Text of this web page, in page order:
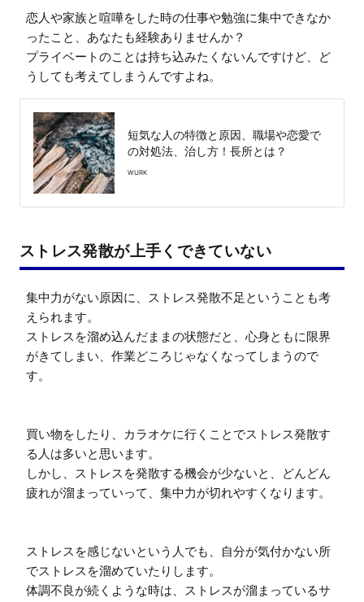
恋人や家族と喧嘩をした時の仕事や勉強に集中できなか
ったこと、あなたも経験ありませんか？
プライベートのことは持ち込みたくないんですけど、ど
うしても考えてしまうんですよね。
短気な人の特徴と原因、職場や恋愛で
の対処法、治し方！長所とは？
WURK
ストレス発散が上手くできていない
集中力がない原因に、ストレス発散不足ということも考
えられます。
ストレスを溜め込んだままの状態だと、心身ともに限界
がきてしまい、作業どころじゃなくなってしまうので
す。
買い物をしたり、カラオケに行くことでストレス発散す
る人は多いと思います。
しかし、ストレスを発散する機会が少ないと、どんどん
疲れが溜まっていって、集中力が切れやすくなります。
ストレスを感じないという人でも、自分が気付かない所
でストレスを溜めていたりします。
体調不良が続くような時は、ストレスが溜まっているサ